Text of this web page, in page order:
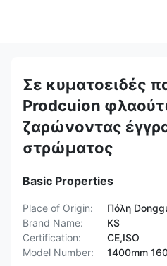
Σε κυματοειδές
Prodcuion
ζαρώνοντας
στρώματος
Basic Properties
Place of Origin:
Πόλη
Brand Name:
KS
Certification:
CE,ISO
Model Number:
1400mm